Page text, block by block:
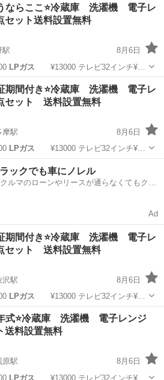
ならここ⭐️冷蔵庫 洗濯機 電子レ
ット送料設置無料
駅
8月6日
LPガス ¥13000 テレビ32インチ¥…
キッチン家電 商品
期間付き⭐️冷蔵庫 洗濯機 電子レ
セット 送料設置無料
摩駅
8月6日
LPガス ¥13000 テレビ32インチ¥…
駅 キッチン家電
ックでも車にノレル
ルマのローンやリースが通らなくてもクル
Ad
期間付き⭐️冷蔵庫 洗濯機 電子レ
セット 送料設置無料
沢駅
8月6日
LPガス ¥13000 テレビ32インチ¥…
キッチン家電 商品
式⭐️冷蔵庫 洗濯機 電子レンジ
送料設置無料
原駅
8月6日
LPガス ¥13000 テレビ32インチ¥…